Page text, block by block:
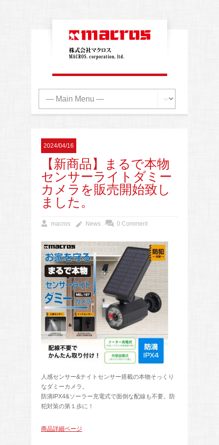
2024/04/16
【新商品】まるで本物
センサーライトダミー
カメラを販売開始致し
ました。
macros News 0 Comment
人感センサー&ナイトセンサー搭載の本物そっくり
なダミーカメラ。
防滴IPX4&ソーラー充電式で面倒な配線も不要。防
犯対策の第１歩に！
商品詳細ページ